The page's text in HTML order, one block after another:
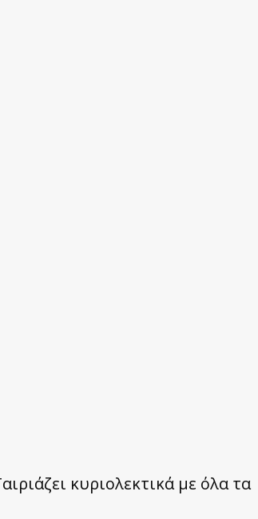
κυριολεκτικά με όλα τα